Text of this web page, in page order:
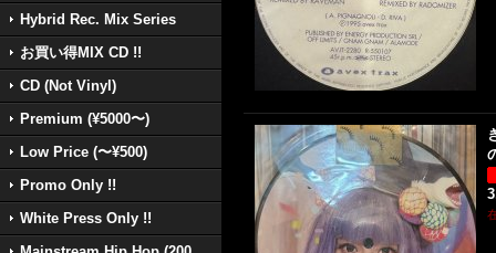
Hybrid Rec. Mix Series
お買い得MIX CD !!
CD (Not Vinyl)
Premium (¥5000〜)
Low Price (〜¥500)
Promo Only !!
White Press Only !!